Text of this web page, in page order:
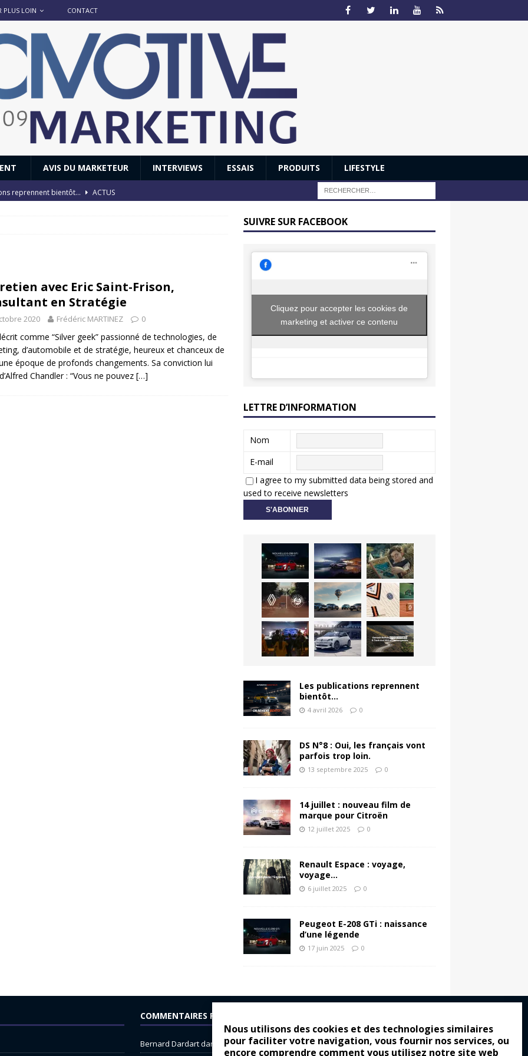
Nous utilisons des cookies et des technologies similaires
pour faciliter votre navigation, vous fournir nos services, ou
encore comprendre comment vous utilisez notre site web
PLUS LOIN CONTACT
AVIS DU MARKETEUR INTERVIEWS ESSAIS PRODUITS LIFESTYLE
reprennent bientôt…
ACTUS
: voyage, voyage…
: Honda dévoile un spot publicitaire… confiné! ACTUS
avec Eric Saint-Frison,
en Stratégie
2020 Frédéric MARTINEZ 0
comme “Silver geek” passionné de technologies, de
d’automobile et de stratégie, heureux et chanceux de
époque de profonds changements. Sa conviction lui
Chandler : “Vous ne pouvez […]
SUIVRE SUR FACEBOOK
Cliquez pour accepter les cookies de
marketing et activer ce contenu
LETTRE D’INFORMATION
Nom
E-mail
I agree to my submitted data being stored and
used to receive newsletters
Les publications reprennent
bientôt…
4 avril 2026 0
DS N°8 : Oui, les français vont
parfois trop loin.
13 septembre 2025 0
14 juillet : nouveau film de
marque pour Citroën
12 juillet 2025 0
Renault Espace : voyage,
voyage…
6 juillet 2025 0
Peugeot E-208 GTi : naissance
d’une légende
17 juin 2025 0
COMMENTAIRES RÉCENTS
Bernard Dardartdans Dacia Sandero : pour les gens vrais